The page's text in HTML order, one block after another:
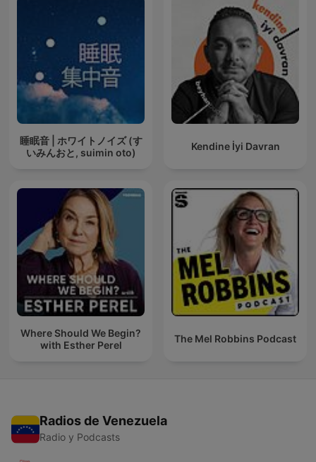
睡眠音 | ホワイトノイズ (す
いみんおと, suimin oto)
Kendine İyi Davran
Where Should We Begin?
with Esther Perel
The Mel Robbins Podcast
Radios de Venezuela
Radio y Podcasts